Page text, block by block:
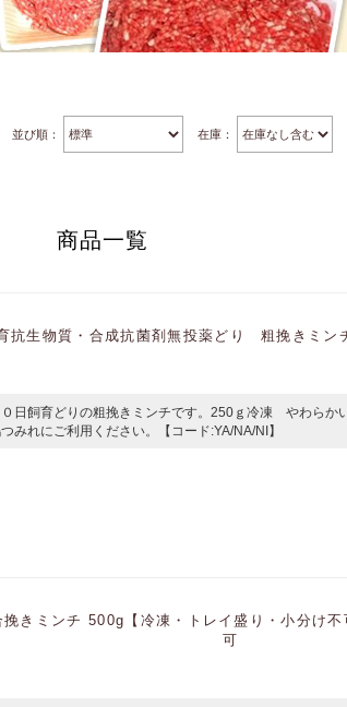
並び順： 在庫：
商品一覧
抗生物質・合成抗菌剤無投薬どり 粗挽きミ
日飼育どりの粗挽きミンチです。250ｇ冷凍 やわらか
みれにご利用ください。【コード:YA/NA/NI】
挽きミンチ 500g【冷凍・トレイ盛り・小分け
可